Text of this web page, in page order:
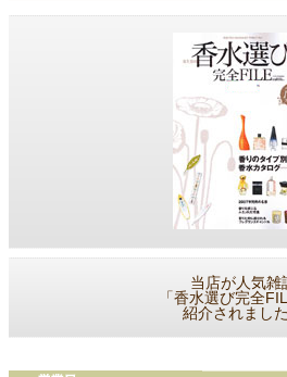
当店が人気雑
「香水選び完全
紹介されました